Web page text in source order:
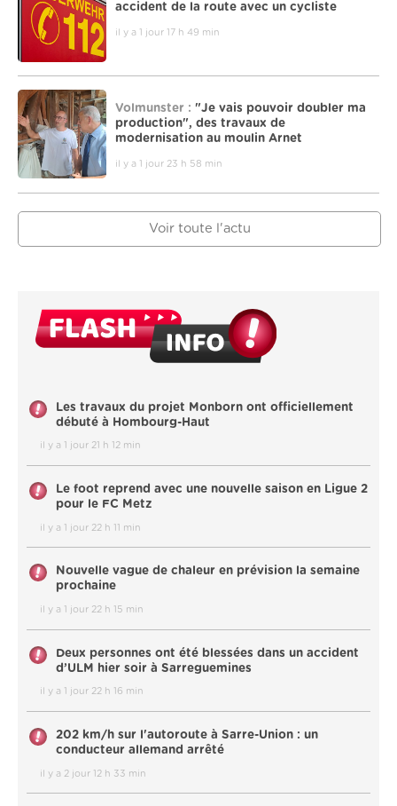
accident de la route avec un cycliste
il y a 1 jour 17 h 49 min
Volmunster : "Je vais pouvoir doubler ma
production", des travaux de
modernisation au moulin Arnet
il y a 1 jour 23 h 58 min
Voir toute l'actu
Les travaux du projet Monborn ont officiellement
débuté à Hombourg-Haut
il y a 1 jour 21 h 12 min
Le foot reprend avec une nouvelle saison en Ligue 2
pour le FC Metz
il y a 1 jour 22 h 11 min
Nouvelle vague de chaleur en prévision la semaine
prochaine
il y a 1 jour 22 h 15 min
Deux personnes ont été blessées dans un accident
d’ULM hier soir à Sarreguemines
il y a 1 jour 22 h 16 min
202 km/h sur l'autoroute à Sarre-Union : un
conducteur allemand arrêté
il y a 2 jour 12 h 33 min